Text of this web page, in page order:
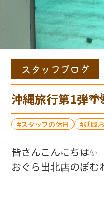
スタッフブログ
沖縄旅行第1弾
スタッフの休日 延岡
皆さんこんにちは✨
おぐら出北店のぽむ